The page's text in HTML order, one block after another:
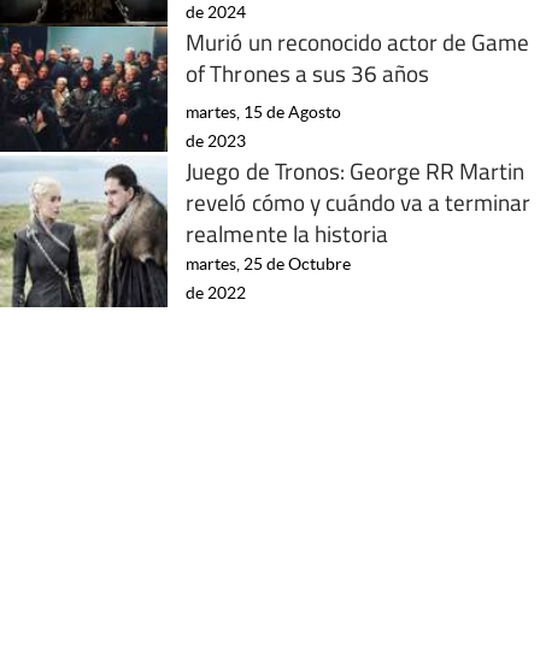
de 2024
Murió un reconocido actor de Game
of Thrones a sus 36 años
martes, 15 de Agosto
de 2023
Juego de Tronos: George RR Martin
reveló cómo y cuándo va a terminar
realmente la historia
martes, 25 de Octubre
de 2022